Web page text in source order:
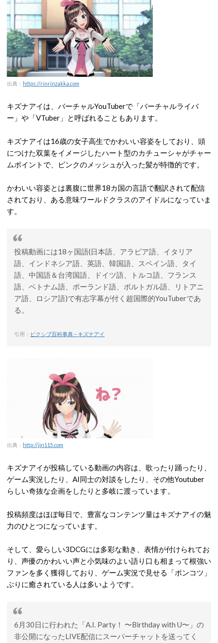
出典： https://rinrinzakka.com
キズナアイは、バーチャルYouTuberで「バーチャルライバ
ー」や「VTuber」と呼ばれることもあります。
キズナアイは16歳の女子高生でかわいい容姿をしており、頭
につけた双葉をイメージしたハート型のカチューシャがチャー
ムポイントで、ピンクのメッシュが入った髪が特徴的です。
かわいい容姿とは裏腹に世界18カ国の言語で翻訳されて配信
されており、ある意味ワールドクラスのアイドルになっていま
す。
投稿動画には18ヶ国語(日本語、アラビア語、イタリア
語、インドネシア語、英語、韓国語、スペイン語、タイ
語、中国語＆台湾国語、ドイツ語、トルコ語、フランス
語、ベトナム語、ポーランド語、ポルトガル語、リトアニ
ア語、ロシア語)で有志字幕が付く超国際的YouTuberであ
る。
引用： ピクシブ百科事典 – キズナアイ
出典： http://jin115.com
キズナアイが投稿している動画の内容は、歌ったり踊ったり、
ゲーム実況したり、AI同士の対談をしたり、その他Youtuber
らしい奇抜な企画をしたりと多岐に渡っています。
投稿頻度はほぼ毎日で、豊富なコンテンツ量はキズナアイの魅
力のひとつになっています。
そして、愛らしい3DCGには多彩な動き、表情が付けられてお
り、声優のかわいい声と小気味のよい語り口も相まって根強い
ファンを多く獲得しており、ゲーム実況で見せる「ポンコツ」
ぶりに癒されている人は多いようです。
6月30日に行われた「A.I. Party！ 〜Birthday with U〜」の
非公開になったLIVE配信にスーパーチャットを送ってく